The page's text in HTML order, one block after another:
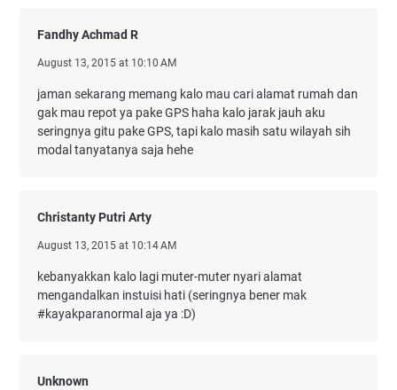
Fandhy Achmad R
August 13, 2015 at 10:10 AM
jaman sekarang memang kalo mau cari alamat rumah dan
gak mau repot ya pake GPS haha kalo jarak jauh aku
seringnya gitu pake GPS, tapi kalo masih satu wilayah sih
modal tanyatanya saja hehe
Christanty Putri Arty
August 13, 2015 at 10:14 AM
kebanyakkan kalo lagi muter-muter nyari alamat
mengandalkan instuisi hati (seringnya bener mak
#kayakparanormal aja ya :D)
Unknown